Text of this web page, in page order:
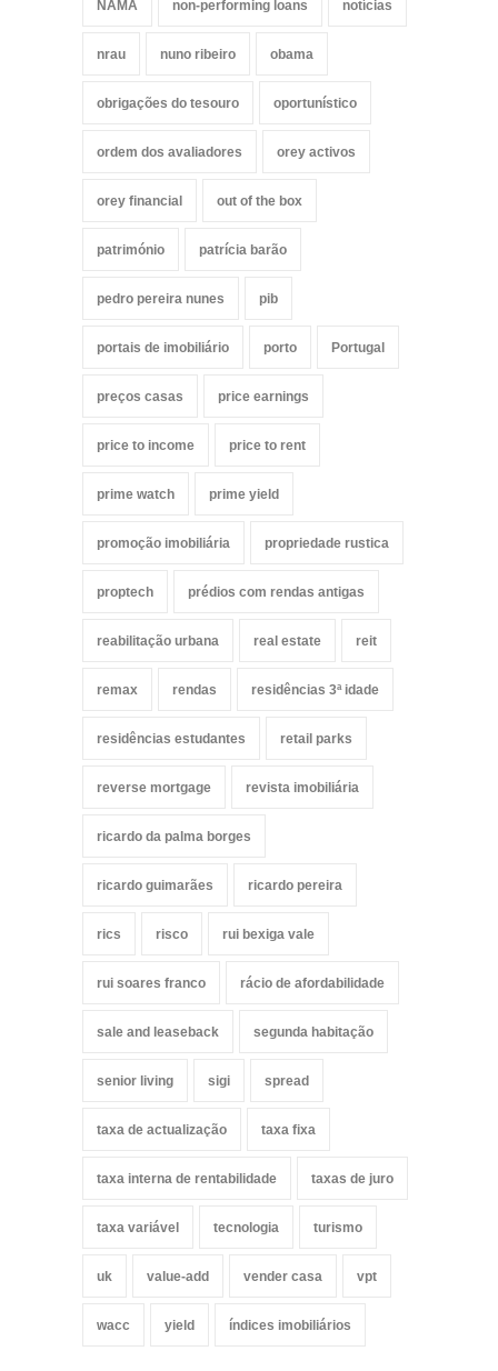
NAMA non-performing loans notícias
nrau nuno ribeiro obama
obrigações do tesouro oportunístico
ordem dos avaliadores orey activos
orey financial out of the box
património patrícia barão
pedro pereira nunes pib
portais de imobiliário porto Portugal
preços casas price earnings
price to income price to rent
prime watch prime yield
promoção imobiliária propriedade rustica
proptech prédios com rendas antigas
reabilitação urbana real estate reit
remax rendas residências 3ª idade
residências estudantes retail parks
reverse mortgage revista imobiliária
ricardo da palma borges
ricardo guimarães ricardo pereira
rics risco rui bexiga vale
rui soares franco rácio de afordabilidade
sale and leaseback segunda habitação
senior living sigi spread
taxa de actualização taxa fixa
taxa interna de rentabilidade taxas de juro
taxa variável tecnologia turismo
uk value-add vender casa vpt
wacc yield índices imobiliários